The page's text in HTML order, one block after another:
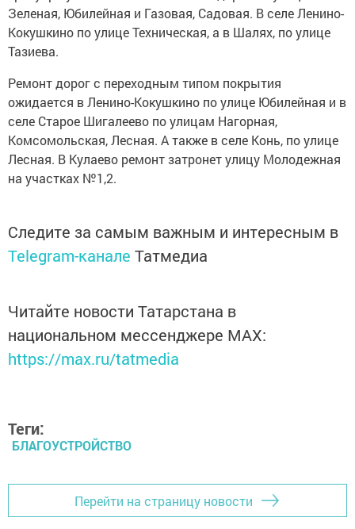
Зеленая, Юбилейная и Газовая, Садовая. В селе Ленино-
Кокушкино по улице Техническая, а в Шалях, по улице
Тазиева.
Ремонт дорог с переходным типом покрытия
ожидается в Ленино-Кокушкино по улице Юбилейная и в
селе Старое Шигалеево по улицам Нагорная,
Комсомольская, Лесная. А также в селе Конь, по улице
Лесная. В Кулаево ремонт затронет улицу Молодежная
на участках №1,2.
Следите за самым важным и интересным в
Telegram-канале Татмедиа
Читайте новости Татарстана в
национальном мессенджере MАХ:
https://max.ru/tatmedia
Теги:
БЛАГОУСТРОЙСТВО
Перейти на страницу новости